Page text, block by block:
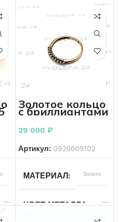
Желтый
Золотое кольцо
с бриллиантами
585 проба 1.93
грамм
29 000 ₽
Артикул: 0920005102
МАТЕРИАЛ Золото
ЦВЕТ МЕТАЛЛА Красный